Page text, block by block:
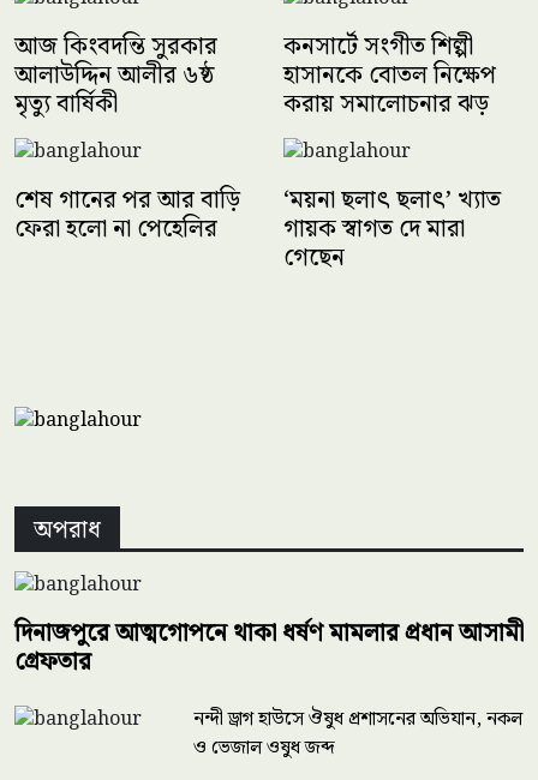
আজ কিংবদন্তি সুরকার
আলাউদ্দিন আলীর ৬ষ্ঠ
মৃত্যু বার্ষিকী
কনসার্টে সংগীত শিল্পী
হাসানকে বোতল নিক্ষেপ
করায় সমালোচনার ঝড়
শেষ গানের পর আর বাড়ি
ফেরা হলো না পেহেলির
‘ময়না ছলাৎ ছলাৎ’ খ্যাত
গায়ক স্বাগত দে মারা
গেছেন
অপরাধ
দিনাজপুরে আত্মগোপনে থাকা ধর্ষণ মামলার প্রধান আসামী
গ্রেফতার
নন্দী ড্রাগ হাউসে ঔষুধ প্রশাসনের অভিযান, নকল
ও ভেজাল ওষুধ জব্দ